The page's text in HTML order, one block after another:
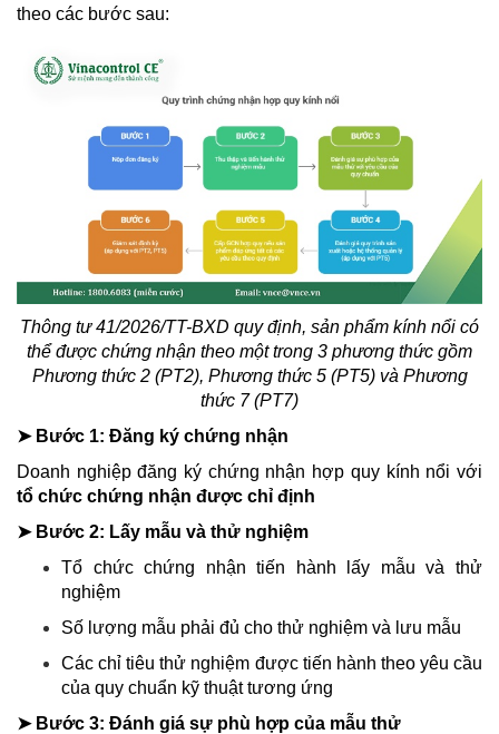
theo các bước sau:
Thông tư 41/2026/TT-BXD quy định, sản phẩm kính nổi có
thể được chứng nhận theo một trong 3 phương thức gồm
Phương thức 2 (PT2), Phương thức 5 (PT5) và Phương
thức 7 (PT7)
➤ Bước 1: Đăng ký chứng nhận
Doanh nghiệp đăng ký chứng nhận hợp quy kính nổi với
tổ chức chứng nhận được chỉ định
➤ Bước 2: Lấy mẫu và thử nghiệm
Tổ chức chứng nhận tiến hành lấy mẫu và thử
nghiệm
Số lượng mẫu phải đủ cho thử nghiệm và lưu mẫu
Các chỉ tiêu thử nghiệm được tiến hành theo yêu cầu
của quy chuẩn kỹ thuật tương ứng
➤ Bước 3: Đánh giá sự phù hợp của mẫu thử